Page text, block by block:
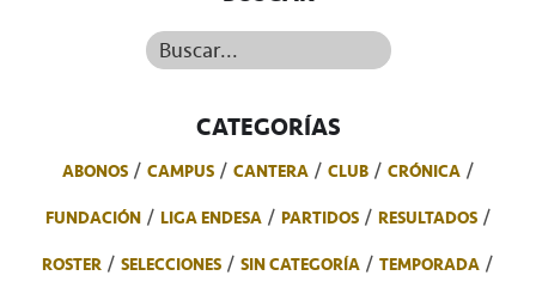
Buscar...
CATEGORÍAS
ABONOS CAMPUS CANTERA CLUB
CRÓNICA
FUNDACIÓN
LIGA ENDESA PARTIDOS
RESULTADOS
ROSTER
SELECCIONES SIN CATEGORÍA
TEMPORADA